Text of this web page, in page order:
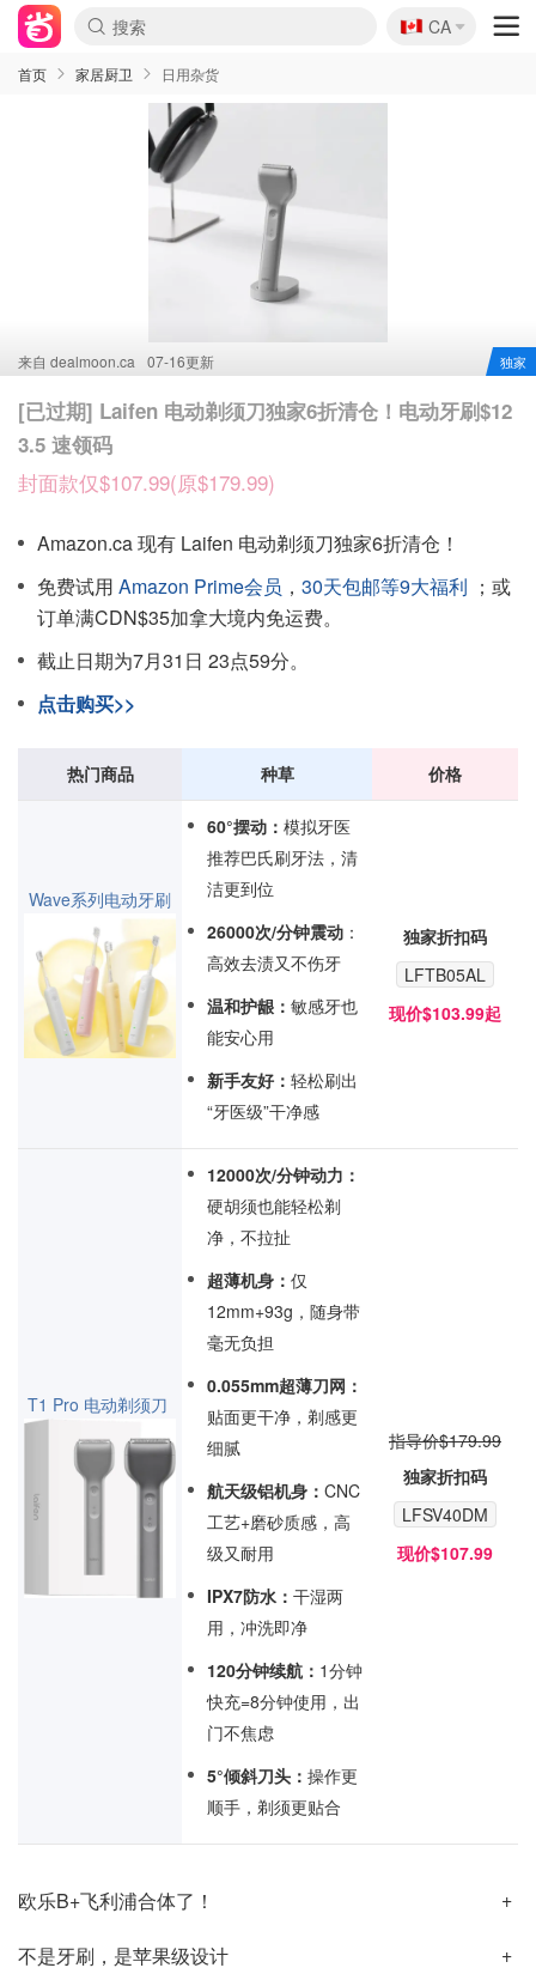
🇨🇦
CA
首页 家居厨卫 日用杂货
来自 dealmoon.ca 07-16更新 独家
[已过期] Laifen 电动剃须刀独家6折清仓！电动牙刷$12
3.5 速领码
封面款仅$107.99(原$179.99)
Amazon.ca 现有 Laifen 电动剃须刀独家6折清仓！
免费试用 Amazon Prime会员 ， 30天包邮等9大福利 ；或
订单满CDN$35加拿大境内免运费。
截止日期为7月31日 23点59分。
点击购买>>
热门商品 种草 价格
Wave系列电动牙刷
60°摆动： 模拟牙医
推荐巴氏刷牙法，清
洁更到位
26000次/分钟震动 ：
高效去渍又不伤牙
温和护龈： 敏感牙也
能安心用
新手友好： 轻松刷出
“牙医级”干净感
独家折扣码
LFTB05AL
现价$103.99起
T1 Pro 电动剃须刀
12000次/分钟动力：
硬胡须也能轻松剃
净，不拉扯
超薄机身： 仅
12mm+93g，随身带
毫无负担
0.055mm超薄刀网：
贴面更干净，剃感更
细腻
航天级铝机身： CNC
工艺+磨砂质感，高
级又耐用
IPX7防水： 干湿两
用，冲洗即净
120分钟续航： 1分钟
快充=8分钟使用，出
门不焦虑
5°倾斜刀头： 操作更
顺手，剃须更贴合
指导价$179.99
独家折扣码
LFSV40DM
现价$107.99
欧乐B+飞利浦合体了！
不是牙刷，是苹果级设计